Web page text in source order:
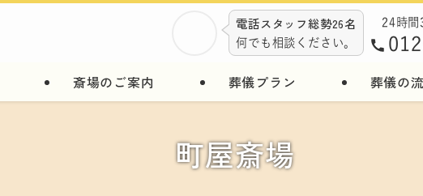
斎場のご案内 葬儀プラン 葬儀の
電話スタッフ総勢26名
何でも相談ください。
24時間
町屋斎場